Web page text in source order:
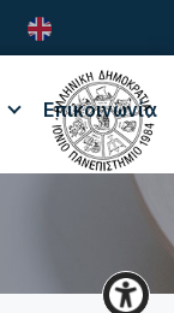
Επικοινωνία